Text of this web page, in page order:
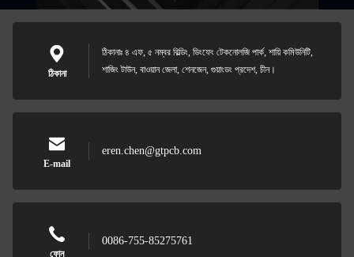
ঠিকানা
ঠিকানাঃ ৪ এফ, ৫ নম্বর বিল্ডিং, ডিংফেং টেকনোলজি পার্ক, শায়ি কমিউনিটি,
শাজিং টাউন, বাওয়ান জেলা, শেনজেন, গুয়াংডং প্রদেশ, চীন।
E-mail
eren.chen@gtpcb.com
ফোন
0086-755-85275761